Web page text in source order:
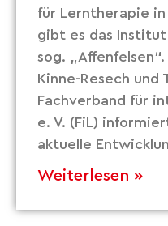
für Lerntherapie
gibt es das
sog.
Kinne-Resech und
Fachverband für
e. V. (FiL)
aktuelle
Weiterlesen »